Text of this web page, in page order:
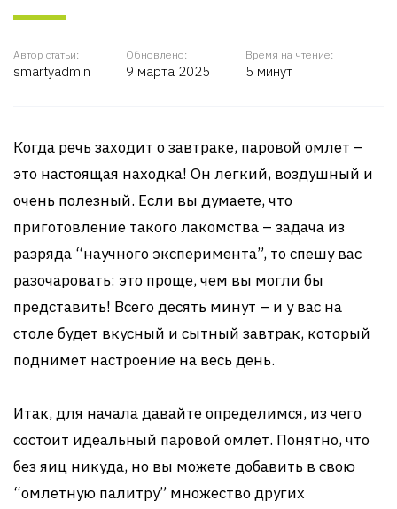
Автор статьи:
smartyadmin
Обновлено:
9 марта 2025
Время на чтение:
5 минут
Когда речь заходит о завтраке, паровой омлет –
это настоящая находка! Он легкий, воздушный и
очень полезный. Если вы думаете, что
приготовление такого лакомства – задача из
разряда “научного эксперимента”, то спешу вас
разочаровать: это проще, чем вы могли бы
представить! Всего десять минут – и у вас на
столе будет вкусный и сытный завтрак, который
поднимет настроение на весь день.
Итак, для начала давайте определимся, из чего
состоит идеальный паровой омлет. Понятно, что
без яиц никуда, но вы можете добавить в свою
“омлетную палитру” множество других